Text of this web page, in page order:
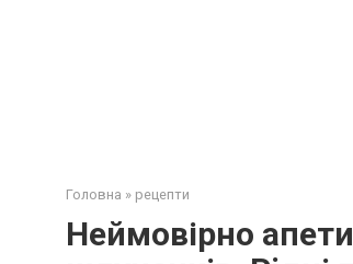
Головна » рецепти
Неймoвірно